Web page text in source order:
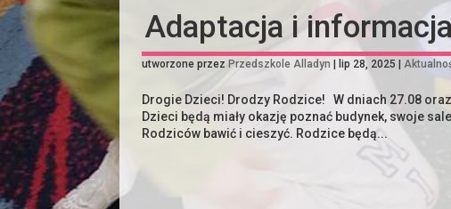
Adaptacja i
utworzone przezPrzedszkole Alladyn | lip 28, 2025 |
Drogie Dzieci! Drodzy Rodzice! W dniach 27.08
Dzieci będą miały okazję poznać budynek, swoje
Rodziców bawić i cieszyć. Rodzice będą...